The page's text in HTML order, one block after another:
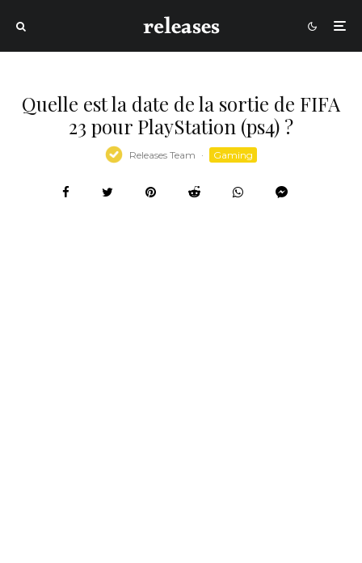
Quelle est la date de la sortie de FIFA
23 pour PlayStation (ps4) ?
Releases Team · Gaming